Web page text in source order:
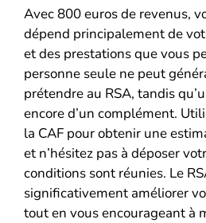
Avec 800 euros de revenus,
dépend principalement de
et des prestations que vous
personne seule ne peut
prétendre au RSA, tandis
encore d’un complément.
la CAF pour obtenir une
et n’hésitez pas à déposer
conditions sont réunies. Le
significativement améliorer
tout en vous encourageant à